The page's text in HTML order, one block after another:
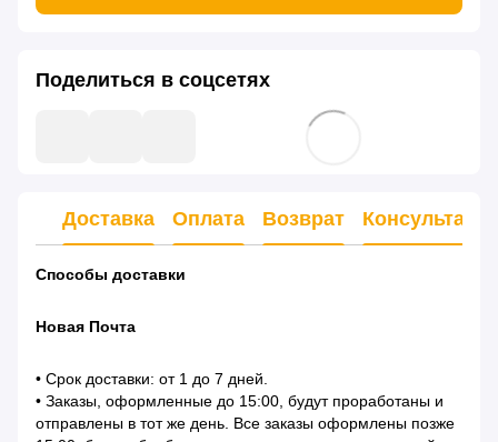
Поделиться в соцсетях
Доставка Оплата Возврат
Способы доставки
Новая Почта
• Срок доставки: от 1 до 7 дней.
• Заказы, оформленные до 15:00, будут проработаны и
отправлены в тот же день. Все заказы оформлены позже